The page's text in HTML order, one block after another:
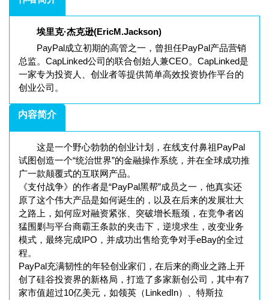
埃里克·杰克逊(EricM.Jackson)
PayPal成立初期的高管之一，曾担任PayPal产品营销
总监。CapLinked公司的联合创始人兼CEO。CapLinked是
一家专为投资人、创业者等提供简单高效投资协作平台的
创业公司。
内容简介
这是一个野心勃勃的创业计划，在线支付鼻祖PayPal
试图创造一个“统治世界”的金融操作系统，并在全球成功推
广一款颠覆式的互联网产品。
《支付战争》的作者是“PayPal黑帮”成员之一，他真实还
原了这个伟大产品是如何诞生的，以及在后来的发展壮大
之路上，如何应对融资紧张、突破增长瓶颈，在竞争者凶
猛围剿与平台商霸王条款的夹击下，逆境求生，改变业务
模式，最终完成IPO，并成功出售给竞争对手eBay的全过
程。
PayPal充满韧性的年轻创业家们，在后来的商业之路上开
创了硅谷投资界的新格局，打造了多家新创公司，其中有7
家市值超过10亿美元，如领英（LinkedIn）、特斯拉